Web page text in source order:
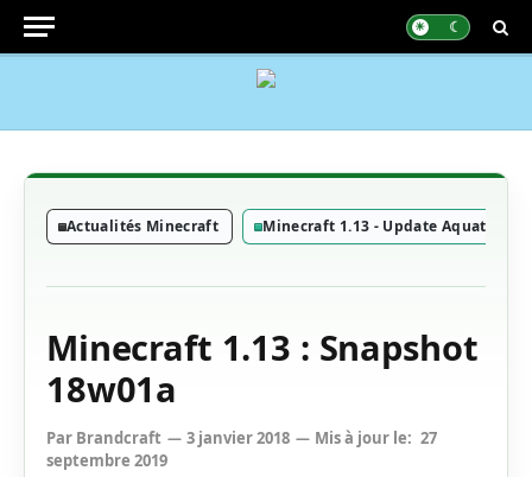
Actualités Minecraft Minecraft 1.13 - Update Aquatic
Minecraft 1.13 : Snapshot
18w01a
Par Brandcraft 3 janvier 2018 Mis à jour le: 27
septembre 2019